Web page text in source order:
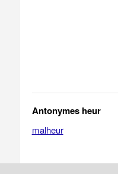
Antonymes heur
malheur